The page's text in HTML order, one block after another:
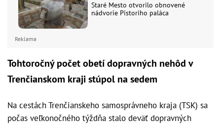
Staré Mesto otvorilo obnovené
nádvorie Pistoriho paláca
Reklama
Tohtoročný počet obetí dopravných nehôd v
Trenčianskom kraji stúpol na sedem
Na cestách Trenčianskeho samosprávneho kraja (TSK) sa
počas veľkonočného týždňa stalo deväť dopravných